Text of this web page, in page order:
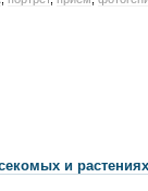
и растениях